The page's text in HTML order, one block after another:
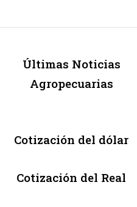
Últimas Noticias
Agropecuarias
Cotización del dólar
Cotización del Real